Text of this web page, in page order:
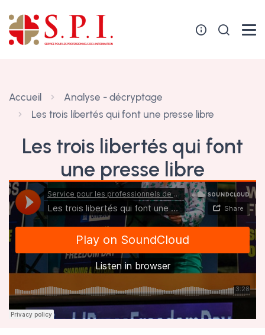
Accueil
Analyse - décryptage
Les trois libertés qui font une presse libre
Les trois libertés qui font
une presse libre
6 mai 2023